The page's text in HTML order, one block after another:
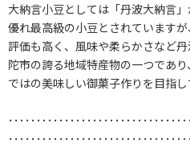
大納言小豆としては「丹波大納言
優れ最高級の小豆とされています
評価も高く、風味や柔らかさなど
陀市の誇る地域特産物の一つであ
ではの美味しい御菓子作りを目指し
･･･････････････････････････････
･･･････････････････････････････